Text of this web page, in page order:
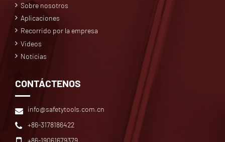
Sobre nosotros
Aplicaciones
Recorrido por la empresa
Videos
Noticias
CONTÁCTENOS
info@safetytools.com.cn
+86-3178186422
+86-19061679379